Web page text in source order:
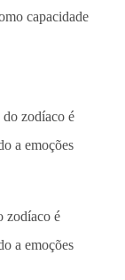
capacidade
zodíaco é
a emoções